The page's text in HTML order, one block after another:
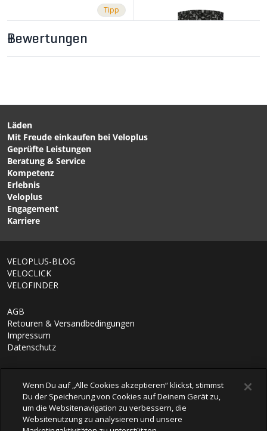
Tipp
CHF 39.90
Velocity Trail Cap Black
von MONS ROYALE
CHF 19.90
Bewertungen
Läden
Mit Freude einkaufen bei Veloplus
Geprüfte Leistungen
Beratung & Service
Kompetenz
Erlebnis
Veloplus
Engagement
Karriere
VELOPLUS-BLOG
VELOCLICK
VELOFINDER
AGB
Retouren & Versandbedingungen
Impressum
Datenschutz
Wenn Du auf „Alle Cookies akzeptieren“ klickst, stimmst
Du der Speicherung von Cookies auf Deinem Gerät zu,
um die Websitenavigation zu verbessern, die
Websitenutzung zu analysieren und unsere